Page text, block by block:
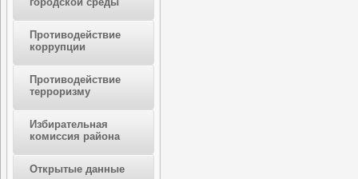
Противодействие
коррупции
Противодействие
терроризму
Избирательная
комиссия района
Открытые данные